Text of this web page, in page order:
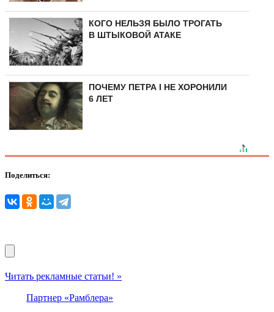
КОГО НЕЛЬЗЯ БЫЛО ТРОГАТЬ
В ШТЫКОВОЙ АТАКЕ
ПОЧЕМУ ПЕТРА I НЕ ХОРОНИЛИ
6 ЛЕТ
Поделиться:
Читать рекламные статьи! »
Партнер «Рамблера»